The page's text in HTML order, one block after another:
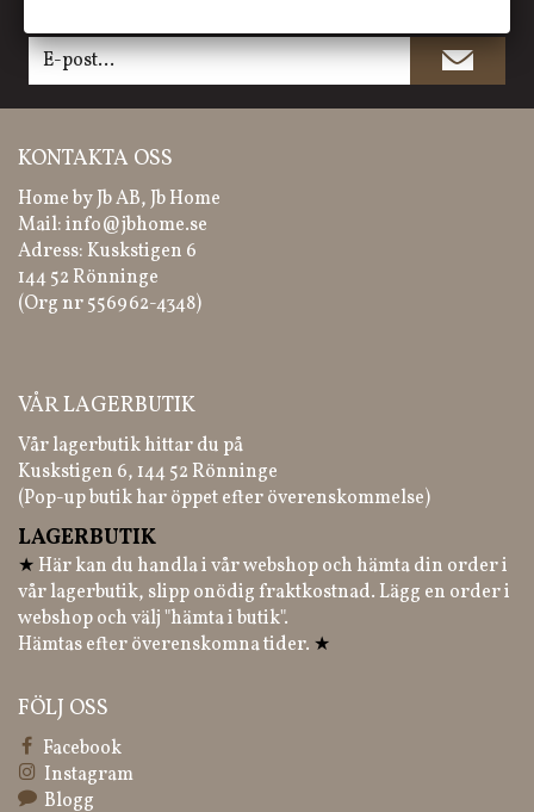
KONTAKTA OSS
Home by Jb AB, Jb Home
Mail:info@jbhome.se
Adress: Kuskstigen 6
144 52 Rönninge
(Org nr 556962-4348)
VÅR LAGERBUTIK
Vår lagerbutik hittar du på
Kuskstigen 6, 144 52 Rönninge
(Pop-up butik har öppet efter överenskommelse)
LAGERBUTIK
★ Här kan du handla i vår webshop och hämta din order i
vår lagerbutik, slipp onödig fraktkostnad. Lägg en order i
webshop och välj "hämta i butik".
Hämtas efter överenskomna tider. ★
FÖLJ OSS
Facebook
Instagram
Blogg